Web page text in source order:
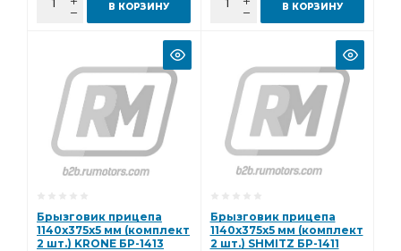
В КОРЗИНУ В КОРЗИНУ
Брызговик прицепа
1140х375х5 мм (комплект
2 шт.) KRONE БР-1413
Брызговик прицепа
1140х375х5 мм (комплект
2 шт.) SHMITZ БР-1411